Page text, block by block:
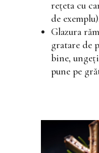
rețeta cu
de
Glazura
gratare de
bine,
pune pe